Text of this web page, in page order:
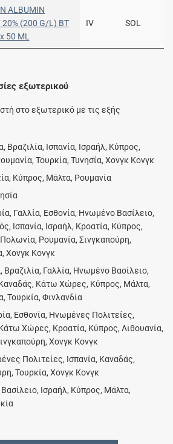
ALBUMIN
20% (200 G/L) BT
50 ML
IV SOL
εξωτερικού
στο εξωτερικό με τις εξής
Βραζιλία, Ισπανία, Ισραήλ, Κύπρος,
Τουρκία, Τυνησία, Χονγκ Κονγκ
Κύπρος, Μάλτα, Ρουμανία
Γαλλία, Εσθονία, Ηνωμένο Βασίλειο,
Ισπανία, Ισραήλ, Κροατία, Κύπρος,
Ρουμανία, Σινγκαπούρη,
Χονγκ Κονγκ
Βραζιλία, Γαλλία, Ηνωμένο Βασίλειο,
Καναδάς, Κάτω Χώρες, Κύπρος, Μάλτα,
Τουρκία, Φινλανδία
Εσθονία, Ηνωμένες Πολιτείες,
Κάτω Χώρες, Κροατία, Κύπρος, Λιθουανία,
Χονγκ Κονγκ
Πολιτείες, Ισπανία, Καναδάς,
Τουρκία, Χονγκ Κονγκ
Ισραήλ, Κύπρος, Μάλτα,